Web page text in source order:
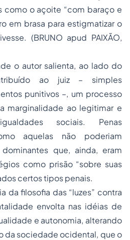
como o açoite “com baraço e
em brasa para estigmatizar o
(BRUNO apud PAIXÃO,
o autor salienta, ao lado do
ao juiz – simples
punitivos –, um processo
marginalidade ao legitimar e
sociais. Penas
aquelas não poderiam
que, ainda, eram
como prisão“sobre suas
certos tipos penais.
da filosofia das “luzes” contra
envolta nas idéias de
e autonomia, alterando
da sociedade ocidental, que o